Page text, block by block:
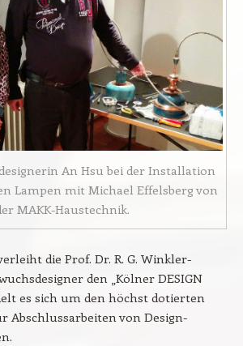
An Hsu bei der Installation
Lampen mit Michael Effelsberg von
MAKK-Haustechnik.
die Prof. Dr. R. G. Winkler-
den „Kölner DESIGN
es sich um den höchst dotierten
Abschlussarbeiten von Design-